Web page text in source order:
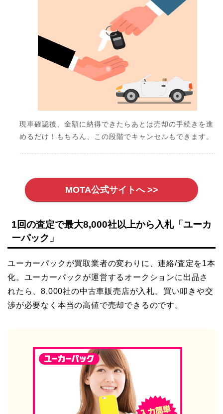
現車確認後、金額に納得できたらあとは売却の手続きを進
めるだけ！もちろん、この段階でキャンセルもできます。
MOTA公式サイトへ >>
1回の査定で最大8,000社以上から入札「ユーカ
ーパック」
ユーカーパックが買取業者の変わりに、連絡/査定を1本
化。ユーカーパックが運営するオークションに出品さ
れたら、8,000社の中古車販売店が入札。買い叩きや交
渉が必要なく本当の高値で売却できるのです。